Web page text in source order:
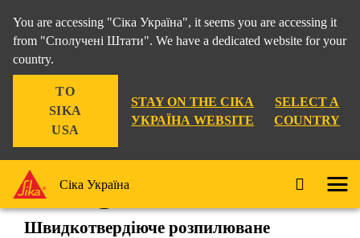
You are accessing "Сіка Україна", it seems you are accessing it
from "Сполучені Штати". We have a dedicated website for your
country.
TO
SIKA
USA
STAY ON THE СІКА
УКРАЇНА WEBSITE
SELECT A
COUNTRY
Сіка Україна
Sikagard®-6470
Швидкотвердіюче розпилюване